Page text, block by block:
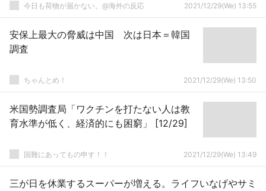
今日も荷物が届かない。@海外の反応 2021/12/29(We) 13:55
安保上最大の脅威は中国 次は日本＝韓国
調査
ちゃんとめ！ 2021/12/29(We) 13:50
米国勢調査局「ワクチンを打たない人は教
育水準が低く、経済的にも困窮」 [12/29]
国難にあってもの申す！！ 2021/12/29(We) 13:49
三が日を休業するスーパーが増える。ライフいなげやサミ